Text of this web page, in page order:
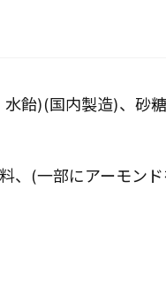
飴)(国内製造)、砂
、(一部にアーモン